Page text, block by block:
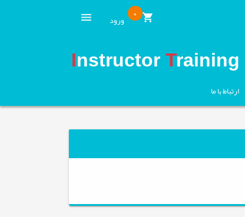
0 ورود
Instructor Training
ارتباط با ما